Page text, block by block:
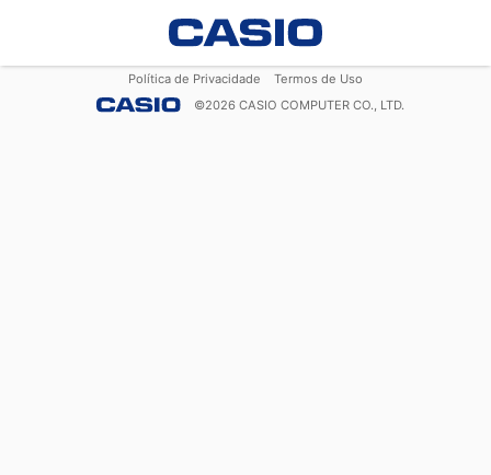
Política de Privacidade
Termos de Uso
©2026 CASIO COMPUTER CO., LTD.